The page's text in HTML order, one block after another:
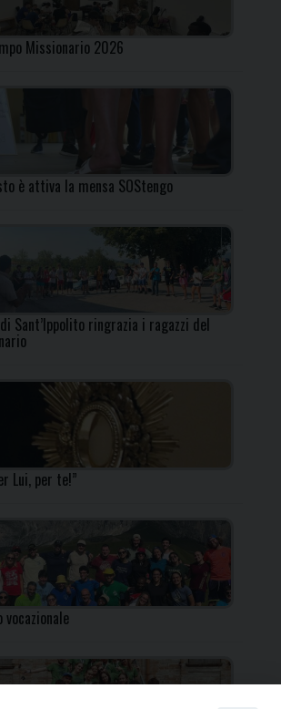
Missionario 2026
è attiva la mensa SOStengo
Sant’Ippolito ringrazia i ragazzi del
Lui, per te!”
vocazionale